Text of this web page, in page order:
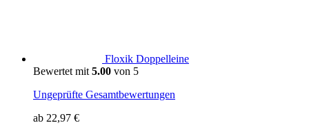
Floxik Doppelleine
Bewertet mit 5.00 von 5
Ungeprüfte Gesamtbewertungen
ab 22,97 €